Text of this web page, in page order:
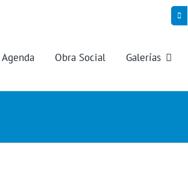
Agenda Obra Social Galerías